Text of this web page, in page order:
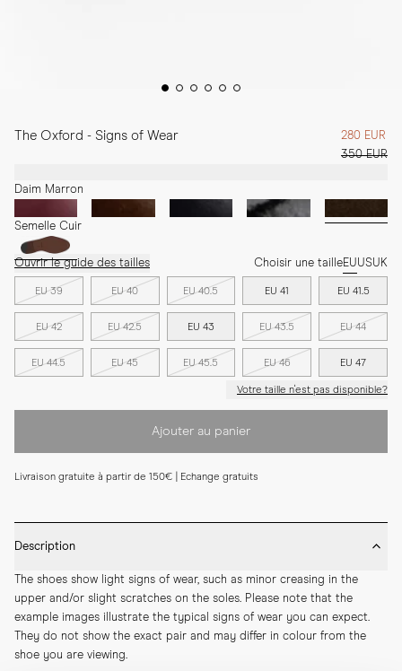
The Oxford - Signs of Wear
280 EUR
350 EUR
Daim Marron
Semelle Cuir
Ouvrir le guide des tailles Choisir une tailleEUUSUK
EU 39 EU 40 EU 40.5 EU 41 EU 41.5
EU 42 EU 42.5 EU 43 EU 43.5 EU 44
EU 44.5 EU 45 EU 45.5 EU 46 EU 47
Votre taille n'est pas disponible?
Ajouter au panier
Livraison gratuite à partir de 150€ | Echange gratuits
Description
The shoes show light signs of wear, such as minor creasing in the
upper and/or slight scratches on the soles. Please note that the
example images illustrate the typical signs of wear you can expect.
They do not show the exact pair and may differ in colour from the
shoe you are viewing.